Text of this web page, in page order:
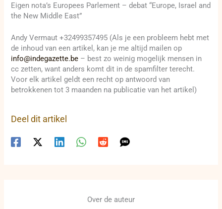
Eigen nota’s Europees Parlement – debat “Europe, Israel and
the New Middle East”
Andy Vermaut +32499357495 (Als je een probleem hebt met
de inhoud van een artikel, kan je me altijd mailen op
info@indegazette.be – best zo weinig mogelijk mensen in
cc zetten, want anders komt dit in de spamfilter terecht.
Voor elk artikel geldt een recht op antwoord van
betrokkenen tot 3 maanden na publicatie van het artikel)
Deel dit artikel
Over de auteur